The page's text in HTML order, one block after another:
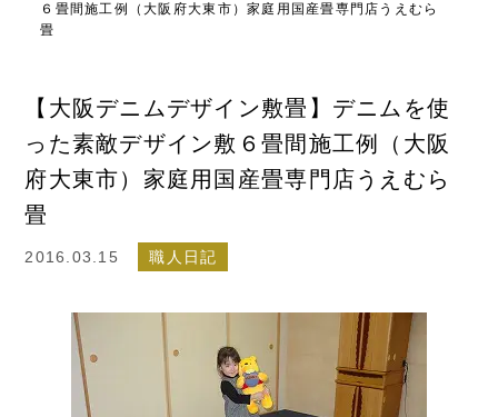
６畳間施工例（大阪府大東市）家庭用国産畳専門店うえむら
畳
【大阪デニムデザイン敷畳】デニムを使
った素敵デザイン敷６畳間施工例（大阪
府大東市）家庭用国産畳専門店うえむら
畳
2016.03.15 職人日記